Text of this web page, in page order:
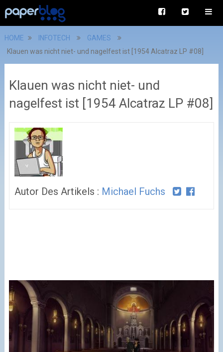
HOME INFOTECH
GAMES
Klauen was nicht niet- und nagelfest ist [1954 Alcatraz LP #08]
Klauen was nicht niet- und
nagelfest ist [1954 Alcatraz LP #08]
Autor Des Artikels : Michael Fuchs